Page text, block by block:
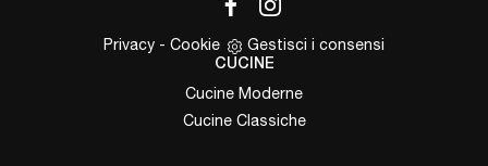
Privacy - Cookie Gestisci i consensi
CUCINE
Cucine Moderne
Cucine Classiche